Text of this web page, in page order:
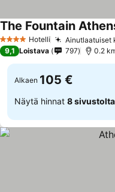
4 Tähtiluokitus
Hotelli Ainutlaatuiset
The Fountain
9,1 Loistava 797 0.2
Alkaen 105 €
Näytä hinnat 8 sivustolta